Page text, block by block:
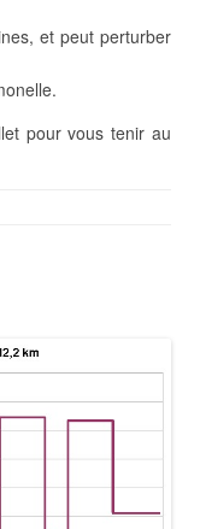
et peut perturber
pour vous tenir au